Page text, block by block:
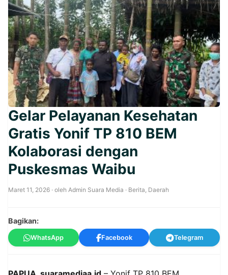
Gelar Pelayanan Kesehatan
Gratis Yonif TP 810 BEM
Kolaborasi dengan
Puskesmas Waibu
Maret 11, 2026 · oleh Admin Suara Media · Berita, Daerah
Bagikan:
WhatsApp Facebook Telegram